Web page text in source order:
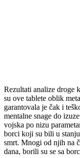
Rezultati analize droge
su ove tablete oblik
garantovala je čak i
mentalne snage do
vojska po nizu
borci koji su bili u
smrt. Mnogi od njih na
dana, borili su se sa